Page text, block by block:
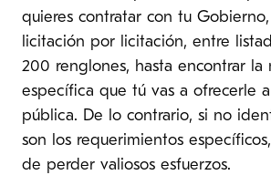
quieres contratar con tu
licitación por licitación, entre
200 renglones, hasta encontrar la
específica que tú vas a ofrecerle
pública. De lo contrario, si no
son los requerimientos
de perder valiosos esfuerzos.